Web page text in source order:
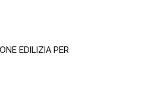
EDILIZIA PER